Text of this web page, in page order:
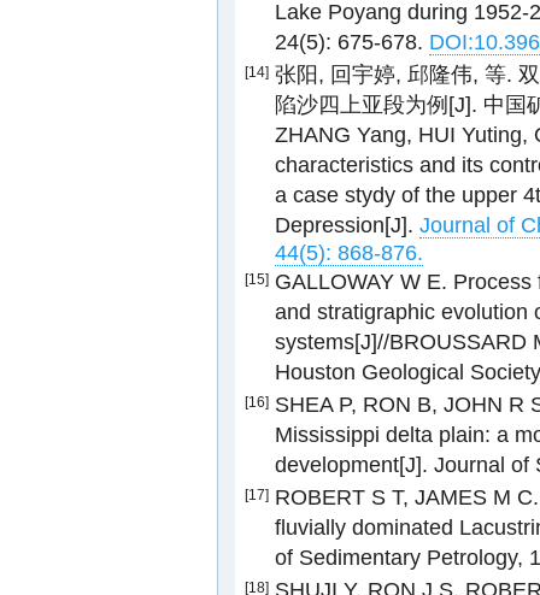
Lake Poyang during 1952-
24(5): 675-678.
[14] 张阳, 回宇婷, 邱隆伟, 等.
陷沙四上亚段为例[J]. 中国
ZHANG Yang, HUI Yuting,
characteristics and its
a case stydy of the upper
Depression[J]. Journal of
44(5): 868-876.
[15] GALLOWAY W E.
and stratigraphic evolution
systems[J]//BROUSSARD
Houston Geological
[16] SHEA P, RON B, JOHN R
Mississippi delta plain: a
development[J]. Journal of
[17] ROBERT S T, JAMES M
fluvially dominated
of Sedimentary Petrology,
[18] SHUJI Y, RON J S,